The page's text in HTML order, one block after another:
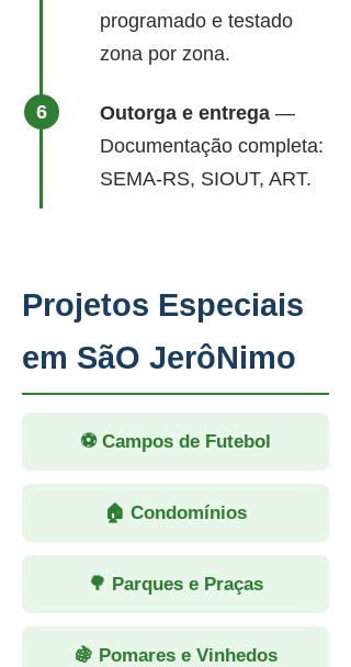
programado e testado
zona por zona.
Outorga e entrega —
Documentação completa:
SEMA-RS, SIOUT, ART.
Projetos Especiais
em SãO JerôNimo
⚽ Campos de Futebol
🏠 Condomínios
🌳 Parques e Praças
🍇 Pomares e Vinhedos